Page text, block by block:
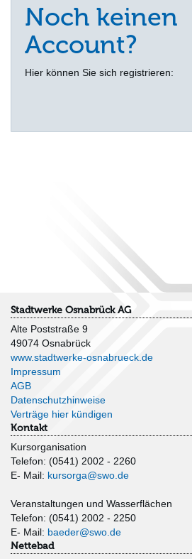
Noch keinen
Account?
Hier können Sie sich registrieren:
Stadtwerke Osnabrück AG
Alte Poststraße 9
49074 Osnabrück
www.stadtwerke-osnabrueck.de
Impressum
AGB
Datenschutzhinweise
Verträge hier kündigen
Kontakt
Kursorganisation
Telefon: (0541) 2002 - 2260
E- Mail: kursorga@swo.de
Veranstaltungen und Wasserflächen
Telefon: (0541) 2002 - 2250
E- Mail: baeder@swo.de
Nettebad